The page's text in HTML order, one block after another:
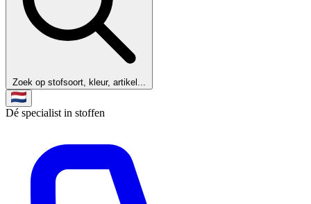
Zoek op stofsoort, kleur, artikel...
Dé specialist in stoffen